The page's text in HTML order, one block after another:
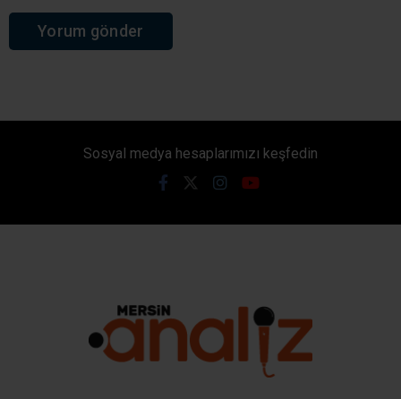
Sosyal medya hesaplarımızı keşfedin